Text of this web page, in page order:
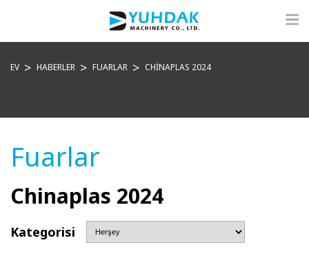
EV HABERLER FUARLAR CHINAPLAS 2024
Fuarlar
Chinaplas 2024
Kategorisi